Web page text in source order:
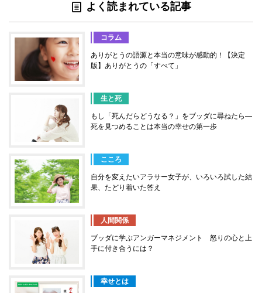
よく読まれている記事
コラム
ありがとうの語源と本当の意味が感動的！【決定
版】ありがとうの「すべて」
生と死
もし「死んだらどうなる？」をブッダに尋ねたら―
死を見つめることは本当の幸せの第一歩
こころ
自分を変えたいアラサー女子が、いろいろ試した結
果、たどり着いた答え
人間関係
ブッダに学ぶアンガーマネジメント 怒りの心と上
手に付き合うには？
幸せとは